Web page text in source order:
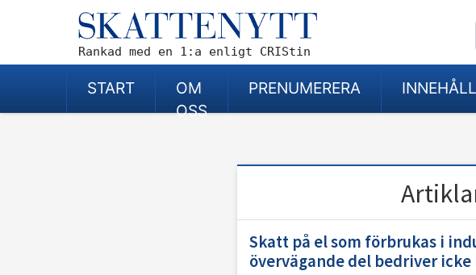
Rankad med en 1:a enligt CRIStin
START
OM
OSS
PRENUMERERA INNEHÅLL
Skatt på el som förbrukas i
övervägande del bedriver